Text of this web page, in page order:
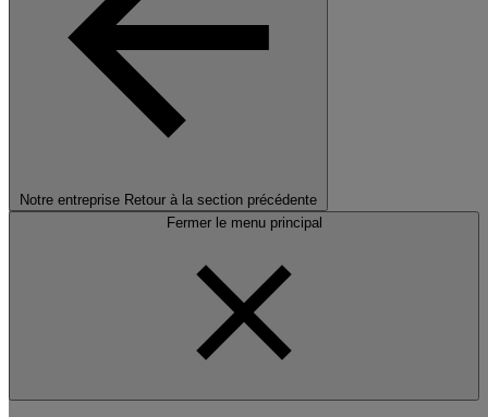
Notre entreprise Retour à la section précédente
Fermer le menu principal